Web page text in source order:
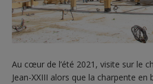
Au cœur de l’été 2021, visite sur le
Jean-XXIII alors que la charpente en